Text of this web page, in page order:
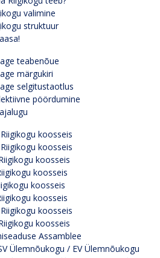
valimine
struktuur
teabenõue
märgukiri
selgitustaotlus
pöördumine
koosseis
koosseis
koosseis
koosseis
koosseis
koosseis
koosseis
koosseis
Assamblee
Ülemnõukogu / EV Ülemnõukogu